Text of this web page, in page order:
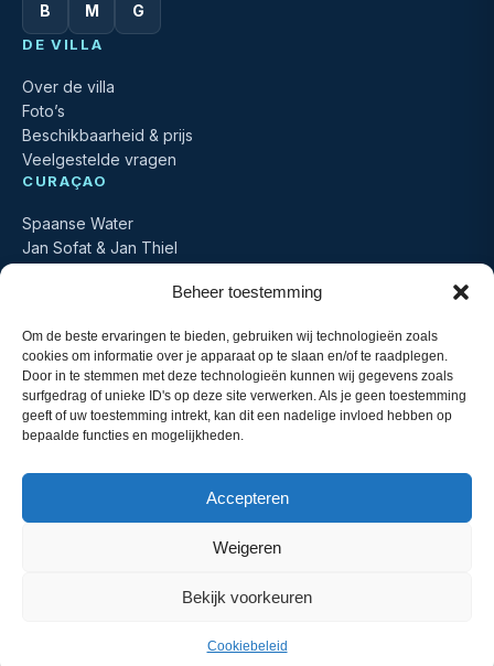
Beheer toestemming
Om de beste ervaringen te bieden, gebruiken wij technologieën zoals
cookies om informatie over je apparaat op te slaan en/of te raadplegen.
Door in te stemmen met deze technologieën kunnen wij gegevens zoals
surfgedrag of unieke ID's op deze site verwerken. Als je geen toestemming
geeft of uw toestemming intrekt, kan dit een nadelige invloed hebben op
bepaalde functies en mogelijkheden.
Accepteren
Weigeren
Bekijk voorkeuren
Cookiebeleid
B M G
DE VILLA
Over de villa
Foto’s
Beschikbaarheid & prijs
Veelgestelde vragen
CURAÇAO
Spaanse Water
Jan Sofat & Jan Thiel
T +599 9 529 5205
M info@aqualife-3palabrua.nl
Aqualife Resort
Jan Sofat, Curaçao
© 2026 Aqualife 3 Palabrua. Beheerd door DaJo Curaçao.
NL EN